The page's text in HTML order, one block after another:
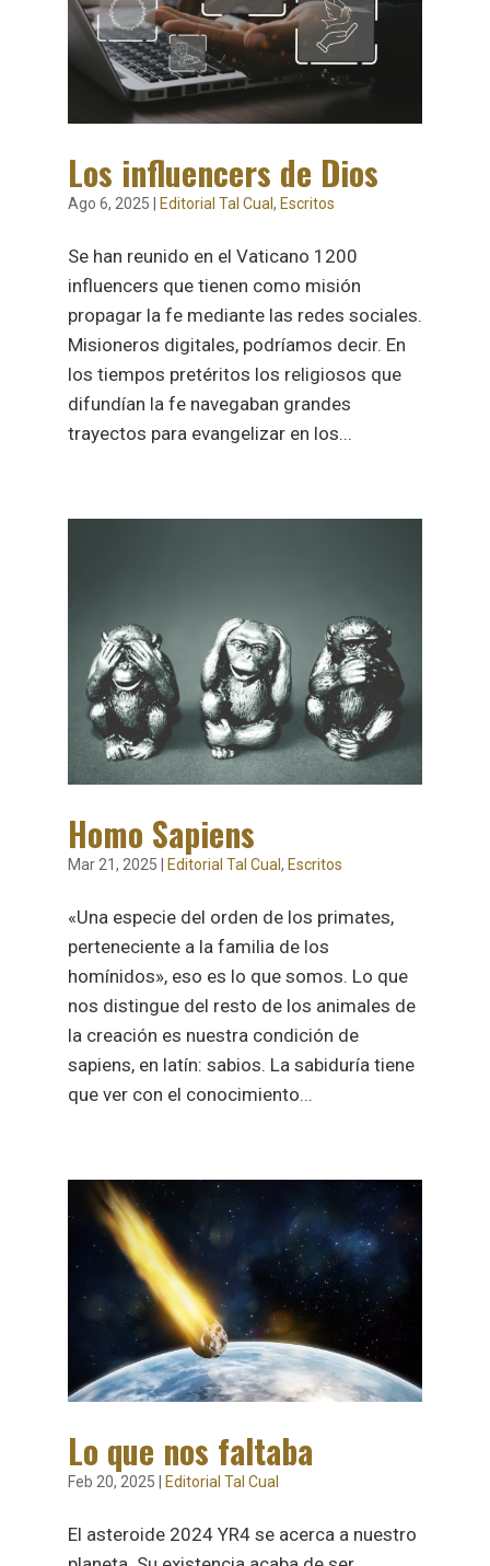
Los influencers de Dios
Ago 6, 2025 Editorial Tal Cual , Escritos
Se han reunido en el Vaticano 1200
influencers que tienen como misión
propagar la fe mediante las redes sociales.
Misioneros digitales, podríamos decir. En
los tiempos pretéritos los religiosos que
difundían la fe navegaban grandes
trayectos para evangelizar en los...
Homo Sapiens
Mar 21, 2025 Editorial Tal Cual, Escritos
«Una especie del orden de los primates,
perteneciente a la familia de los
homínidos», eso es lo que somos. Lo que
nos distingue del resto de los animales de
la creación es nuestra condición de
sapiens, en latín: sabios. La sabiduría tiene
que ver con el conocimiento...
Lo que nos faltaba
Feb 20, 2025 Editorial Tal Cual
El asteroide 2024 YR4 se acerca a nuestro